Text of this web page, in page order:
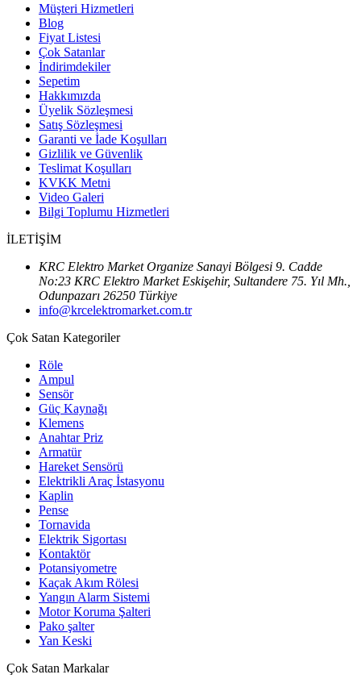
Müşteri Hizmetleri
Blog
Fiyat Listesi
Çok Satanlar
İndirimdekiler
Sepetim
Hakkımızda
Üyelik Sözleşmesi
Satış Sözleşmesi
Garanti ve İade Koşulları
Gizlilik ve Güvenlik
Teslimat Koşulları
KVKK Metni
Video Galeri
Bilgi Toplumu Hizmetleri
İLETİŞİM
KRC Elektro Market Organize Sanayi Bölgesi 9. Cadde
No:23 KRC Elektro Market Eskişehir, Sultandere 75. Yıl Mh.,
Odunpazarı 26250 Türkiye
info@krcelektromarket.com.tr
Çok Satan Kategoriler
Röle
Ampul
Sensör
Güç Kaynağı
Klemens
Anahtar Priz
Armatür
Hareket Sensörü
Elektrikli Araç İstasyonu
Kaplin
Pense
Tornavida
Elektrik Sigortası
Kontaktör
Potansiyometre
Kaçak Akım Rölesi
Yangın Alarm Sistemi
Motor Koruma Şalteri
Pako şalter
Yan Keski
Çok Satan Markalar